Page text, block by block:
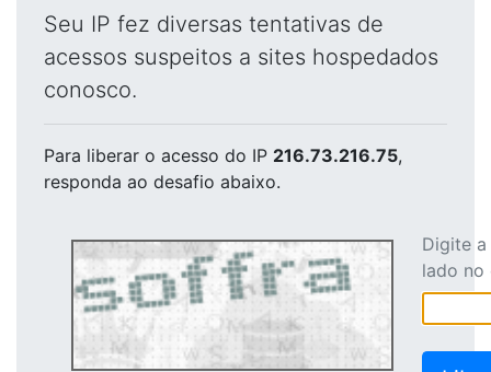
Seu IP fez diversas tentativas de
acessos suspeitos a sites hospedados
conosco.
Para liberar o acesso do IP 216.73.216.75,
responda ao desafio abaixo.
Digite
lado no